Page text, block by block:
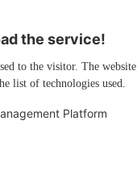
the service!
to the visitor. The
list of technologies used.
Platform